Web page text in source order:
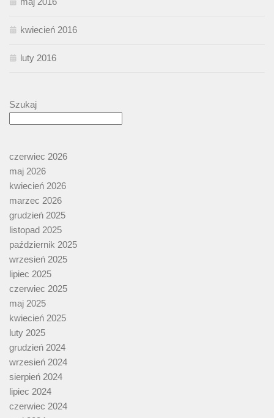
kwiecień 2016
luty 2016
Szukaj
czerwiec 2026
maj 2026
kwiecień 2026
marzec 2026
grudzień 2025
listopad 2025
październik 2025
wrzesień 2025
lipiec 2025
czerwiec 2025
maj 2025
kwiecień 2025
luty 2025
grudzień 2024
wrzesień 2024
sierpień 2024
lipiec 2024
czerwiec 2024